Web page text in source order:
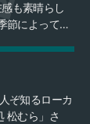
も素晴らし
節によっては
！？
ぞ知るローカ
松むら」さ